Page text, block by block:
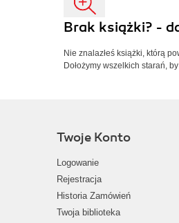
Brak książki? -
Nie znalazłeś książki, którą
Dołożymy wszelkich starań,
Twoje Konto
Logowanie
Rejestracja
Historia Zamówień
Twoja biblioteka